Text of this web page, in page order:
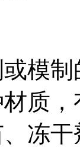
模
质
冻